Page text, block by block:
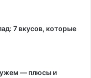
7 вкусов, которые
— плюсы и